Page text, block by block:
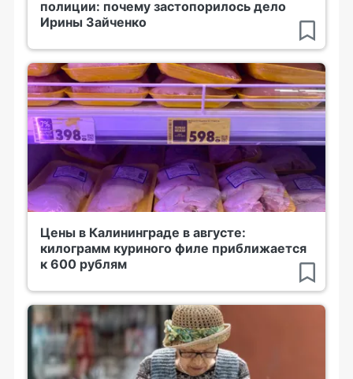
полиции: почему застопорилось дело
Ирины Зайченко
Цены в Калининграде в августе:
килограмм куриного филе приближается
к 600 рублям